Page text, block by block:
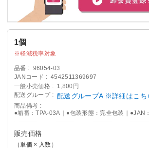
1個
軽減税率対象
品番
96054-03
JANコード
4542511369697
一般小売価格
1,800円
配送グループ
配送グループA ※詳細はこち
商品備考
●箱番：TPA-03A｜●包装形態：完全包装｜●JAN
販売価格
（単価 × 入数）